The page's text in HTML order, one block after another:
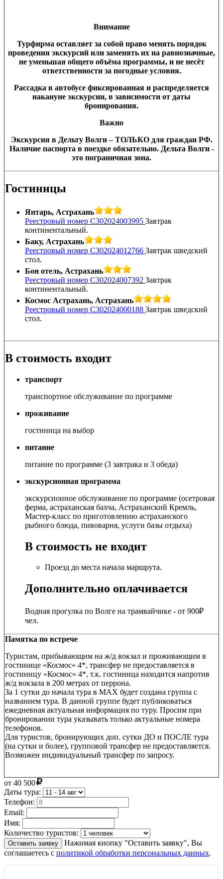
Внимание
Турфирма оставляет за собой право менять порядок
проведения экскурсий или заменять их на равнозначные,
не уменьшая общего объёма программы, и не несёт
ответственности за погодные условия.
Рассадка в автобусе фиксированная и распределяется
накануне экскурсии, в зависимости от даты
бронирования.
Важно
Экскурсия в Дельту Волги – ТОЛЬКО для граждан РФ.
Наличие паспорта в поездке обязательно. Дельта Волги -
это пограничная зона.
Гостиницы
Янтарь, Астрахань
Реестровый номер С302024003995 Завтрак
континентальный.
Баку, Астрахань
Реестровый номер С302024012766 Завтрак шведский
стол.
Бон отель, Астрахань
Реестровый номер С302024007392 Завтрак
континентальный.
Космос Астрахань, Астрахань
Реестровый номер С302024000188 Завтрак шведский
стол.
В стоимость входит
транспорт
транспортное обслуживание по программе
проживание
гостиница на выбор
питание
питание по программе (3 завтрака и 3 обеда)
экскурсионная программа
экскурсионное обслуживание по программе (осетровая
ферма, астраханская бахча, Астраханский Кремль,
Мастер-класс по приготовлению астраханского
рыбного блюда, пивоварня, услуги базы отдыха)
В стоимость не входит
Проезд до места начала маршрута.
Дополнительно оплачивается
Водная прогулка по Волге на трамвайчике - от 900₽
чел.
Памятка по встрече
Туристам, прибывающим на ж/д вокзал и проживающим в
гостинице «Космос» 4*, трансфер не предоставляется в
гостиницу «Космос» 4*, т.к. гостиница находится напротив
ж/д вокзала в 200 метрах от перрона.
За 1 сутки до начала тура в МАХ будет создана группа с
названием тура. В данной группе будет публиковаться
ежедневная актуальная информация по туру. Просим при
бронировании тура указывать только актуальные номера
телефонов.
Для туристов, бронирующих доп. сутки ДО и ПОСЛЕ тура
(на сутки и более), групповой трансфер не предоставляется.
Возможен индивидуальный трансфер по запросу.
от 40 500
Даты тура:
Телефон:
Email:
Имя:
Количество туристов:
Оставить заявку
Нажимая кнопку "Оставить заявку", Вы
соглашаетесь с политикой обработки персональных данных.